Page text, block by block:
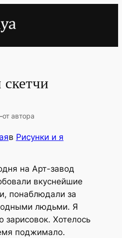
от автора
в Рисунки и я
на Арт-завод
вкуснейшие
понаблюдали за
людьми. Я
зарисовок. Хотелось
поджимало.